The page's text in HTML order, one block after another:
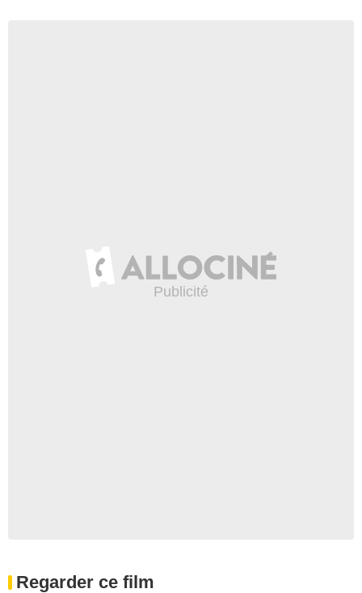
Regarder ce film